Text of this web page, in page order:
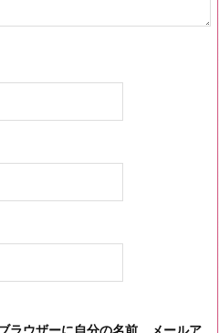
ラウザーに自分の名前、メールア